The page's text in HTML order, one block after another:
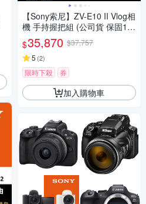
【Sony索尼】ZV-E10 II Vlog相
機 手持握把組 (公司貨 保固18
+6個月)
$35,870 $37,757
5 (2)
限時下殺 券
加入購物車